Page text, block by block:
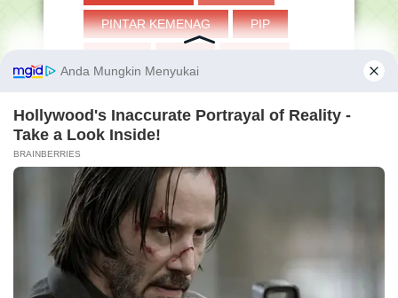
PINTAR KEMENAG PIP
POKJAWAS POLITIK
PRESTASI PROMES
PROTA PTS
PUISI QURBAN
RABI'UL AKHIR